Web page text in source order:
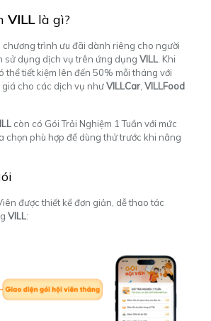
VILLlà gì?
trình ưu đãi dành riêng cho người
sử dụng dịch vụ trên ứng dụng VILL. Khi
thể tiết kiệm lên đến 50% mỗi tháng với
cho các dịch vụ nhưVILLCar, VILLFood
còn có Gói Trải Nghiệm 1 Tuần với mức
chọn phù hợp để dùng thử trước khi nâng
được thiết kế đơn giản, dễ thao tác
VILL: